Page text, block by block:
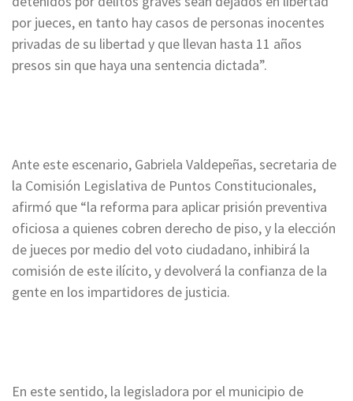
por jueces, en tanto hay casos de personas inocentes
privadas de su libertad y que llevan hasta 11 años
presos sin que haya una sentencia dictada”.
Ante este escenario, Gabriela Valdepeñas, secretaria de
la Comisión Legislativa de Puntos Constitucionales,
afirmó que “la reforma para aplicar prisión preventiva
oficiosa a quienes cobren derecho de piso, y la elección
de jueces por medio del voto ciudadano, inhibirá la
comisión de este ilícito, y devolverá la confianza de la
gente en los impartidores de justicia.
En este sentido, la legisladora por el municipio de